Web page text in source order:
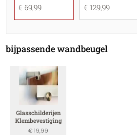
€ 69,99 € 129,99
bijpassende wandbeugel
Glasschilderijen
Klembevestiging
€ 19,99